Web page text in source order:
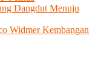
Dangdut Menuju
Widmer Kembangan